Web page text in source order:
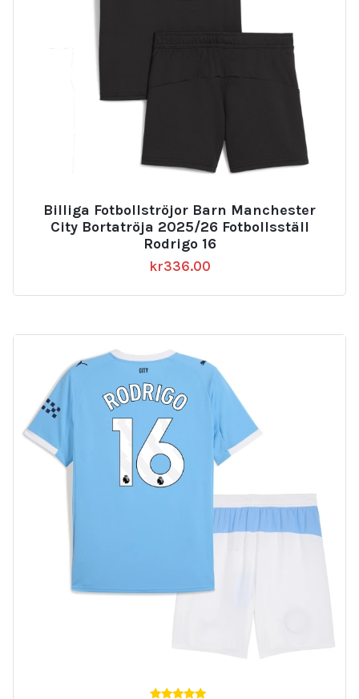
Billiga Fotbollströjor Barn Manchester
City Bortatröja 2025/26 Fotbollsställ
Rodrigo 16
kr336.00